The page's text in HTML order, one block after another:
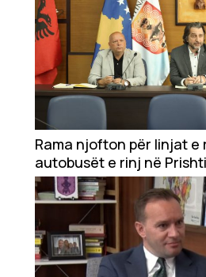
Rama njofton për linjat e
autobusët e rinj në